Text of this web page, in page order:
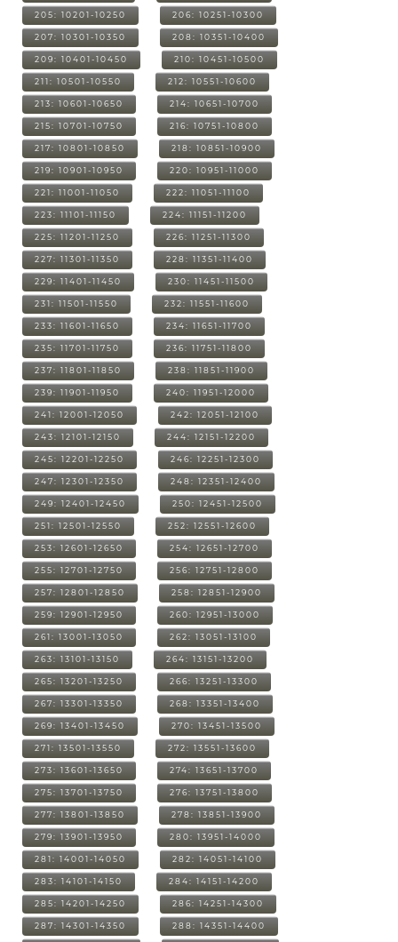
205: 10201-10250 206: 10251-10300
207: 10301-10350 208: 10351-10400
209: 10401-10450 210: 10451-10500
211: 10501-10550 212: 10551-10600
213: 10601-10650 214: 10651-10700
215: 10701-10750 216: 10751-10800
217: 10801-10850 218: 10851-10900
219: 10901-10950 220: 10951-11000
221: 11001-11050 222: 11051-11100
223: 11101-11150 224: 11151-11200
225: 11201-11250 226: 11251-11300
227: 11301-11350 228: 11351-11400
229: 11401-11450 230: 11451-11500
231: 11501-11550 232: 11551-11600
233: 11601-11650 234: 11651-11700
235: 11701-11750 236: 11751-11800
237: 11801-11850 238: 11851-11900
239: 11901-11950 240: 11951-12000
241: 12001-12050 242: 12051-12100
243: 12101-12150 244: 12151-12200
245: 12201-12250 246: 12251-12300
247: 12301-12350 248: 12351-12400
249: 12401-12450 250: 12451-12500
251: 12501-12550 252: 12551-12600
253: 12601-12650 254: 12651-12700
255: 12701-12750 256: 12751-12800
257: 12801-12850 258: 12851-12900
259: 12901-12950 260: 12951-13000
261: 13001-13050 262: 13051-13100
263: 13101-13150 264: 13151-13200
265: 13201-13250 266: 13251-13300
267: 13301-13350 268: 13351-13400
269: 13401-13450 270: 13451-13500
271: 13501-13550 272: 13551-13600
273: 13601-13650 274: 13651-13700
275: 13701-13750 276: 13751-13800
277: 13801-13850 278: 13851-13900
279: 13901-13950 280: 13951-14000
281: 14001-14050 282: 14051-14100
283: 14101-14150 284: 14151-14200
285: 14201-14250 286: 14251-14300
287: 14301-14350 288: 14351-14400